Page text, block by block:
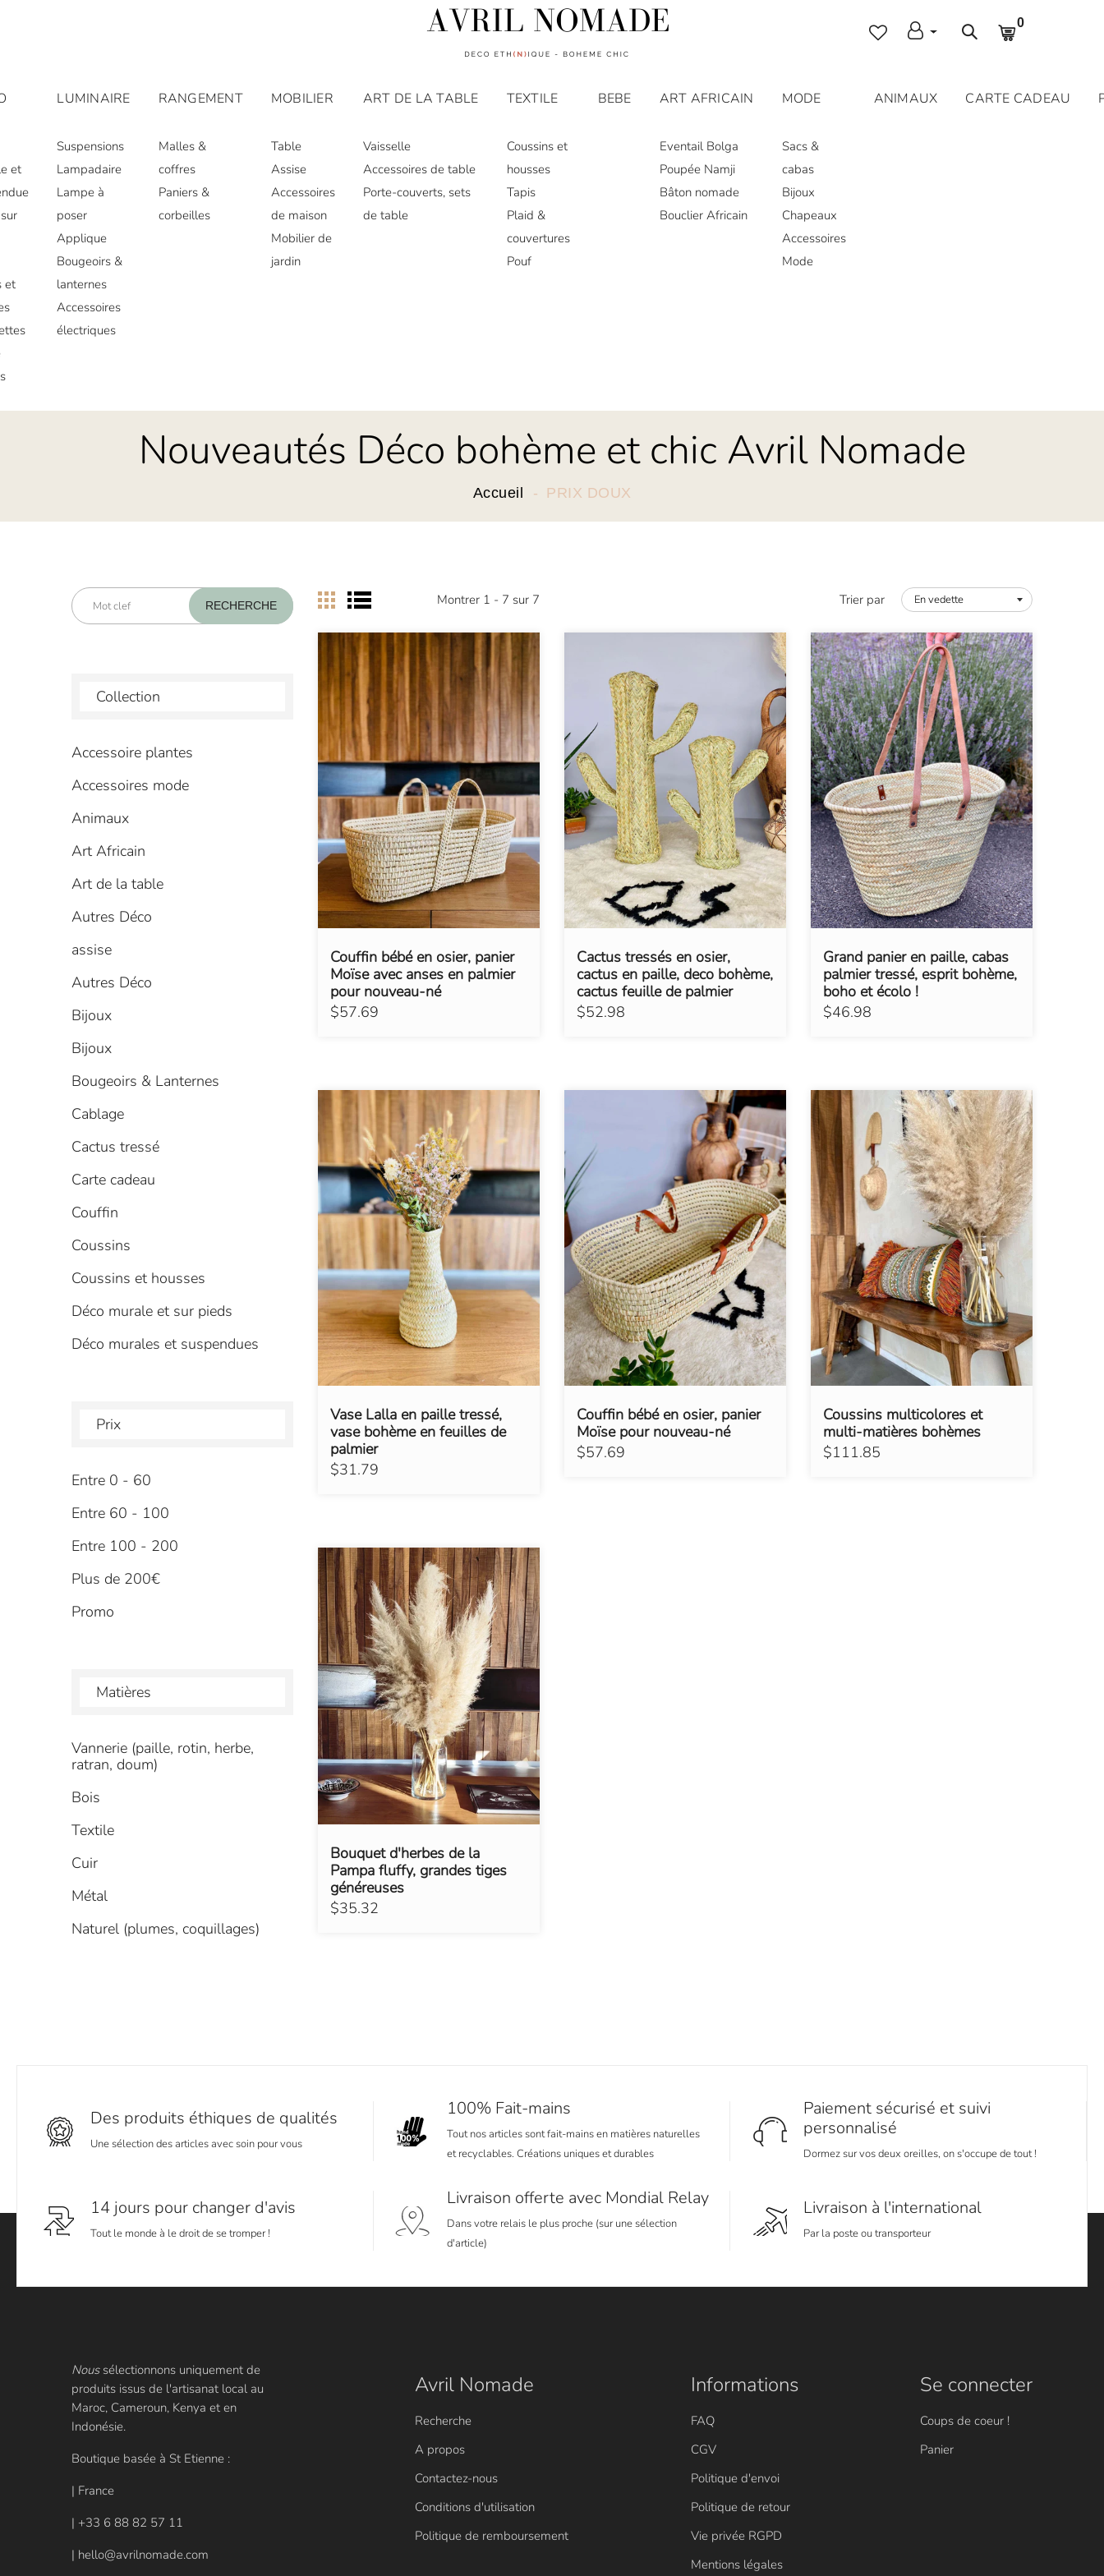
0
et
et
LUMINAIRE
Suspensions
Lampadaire
Lampe à
poser
Applique
Bougeoirs &
lanternes
Accessoires
électriques
RANGEMENT
Malles &
coffres
Paniers &
corbeilles
MOBILIER
Table
Assise
Accessoires
de maison
Mobilier de
jardin
ART DE LA TABLE
Vaisselle
Accessoires de table
Porte-couverts, sets
de table
TEXTILE
Coussins et
housses
Tapis
Plaid &
couvertures
Pouf
BEBE ART AFRICAIN
Eventail Bolga
Poupée Namji
Bâton nomade
Bouclier Africain
MODE
Sacs &
cabas
Bijoux
Chapeaux
Accessoires
Mode
ANIMAUX CARTE CADEAU
Nouveautés Déco bohème et chic Avril Nomade
Accueil PRIX DOUX
Montrer 1 - 7 sur 7 Trier par
$57.69
Couffin bébé en osier, panier
Moïse avec anses en palmier
pour nouveau-né
$52.98
Cactus tressés en osier,
cactus en paille, deco bohème,
cactus feuille de palmier
$46.98
Grand panier en paille, cabas
palmier tressé, esprit bohème,
boho et écolo !
$31.79
Vase Lalla en paille tressé,
vase bohème en feuilles de
palmier
$57.69
Couffin bébé en osier, panier
Moïse pour nouveau-né
$111.85
Coussins multicolores et
multi-matières bohèmes
$35.32
Bouquet d'herbes de la
Pampa fluffy, grandes tiges
généreuses
Collection
Accessoire plantes
Accessoires mode
Animaux
Art Africain
Art de la table
Autres Déco
assise
Autres Déco
Bijoux
Bijoux
Bougeoirs & Lanternes
Cablage
Cactus tressé
Carte cadeau
Couffin
Coussins
Coussins et housses
Déco murale et sur pieds
Déco murales et suspendues
Prix
Entre 0 - 60
Entre 60 - 100
Entre 100 - 200
Plus de 200€
Promo
Matières
Vannerie (paille, rotin, herbe,
ratran, doum)
Bois
Textile
Cuir
Métal
Naturel (plumes, coquillages)
Des produits éthiques de qualités
Une sélection des articles avec soin pour vous
100% Fait-mains
Tout nos articles sont fait-mains en matières naturelles
et recyclables. Créations uniques et durables
Paiement sécurisé et suivi
personnalisé
Dormez sur vos deux oreilles, on s'occupe de tout !
14 jours pour changer d'avis
Tout le monde à le droit de se tromper !
Livraison offerte avec Mondial Relay
Dans votre relais le plus proche (sur une sélection
d'article)
Livraison à l'international
Par la poste ou transporteur
Noussélectionnons uniquement de
produits issus de l'artisanat local au
Maroc, Cameroun, Kenya et en
Indonésie.
Boutique basée à St Etienne :
| France
| +33 6 88 82 57 11
| hello@avrilnomade.com
Avril Nomade
Recherche
A propos
Contactez-nous
Conditions d'utilisation
Politique de remboursement
Informations
FAQ
CGV
Politique d'envoi
Politique de retour
Vie privée RGPD
Mentions légales
Se connecter
Coups de coeur !
Panier